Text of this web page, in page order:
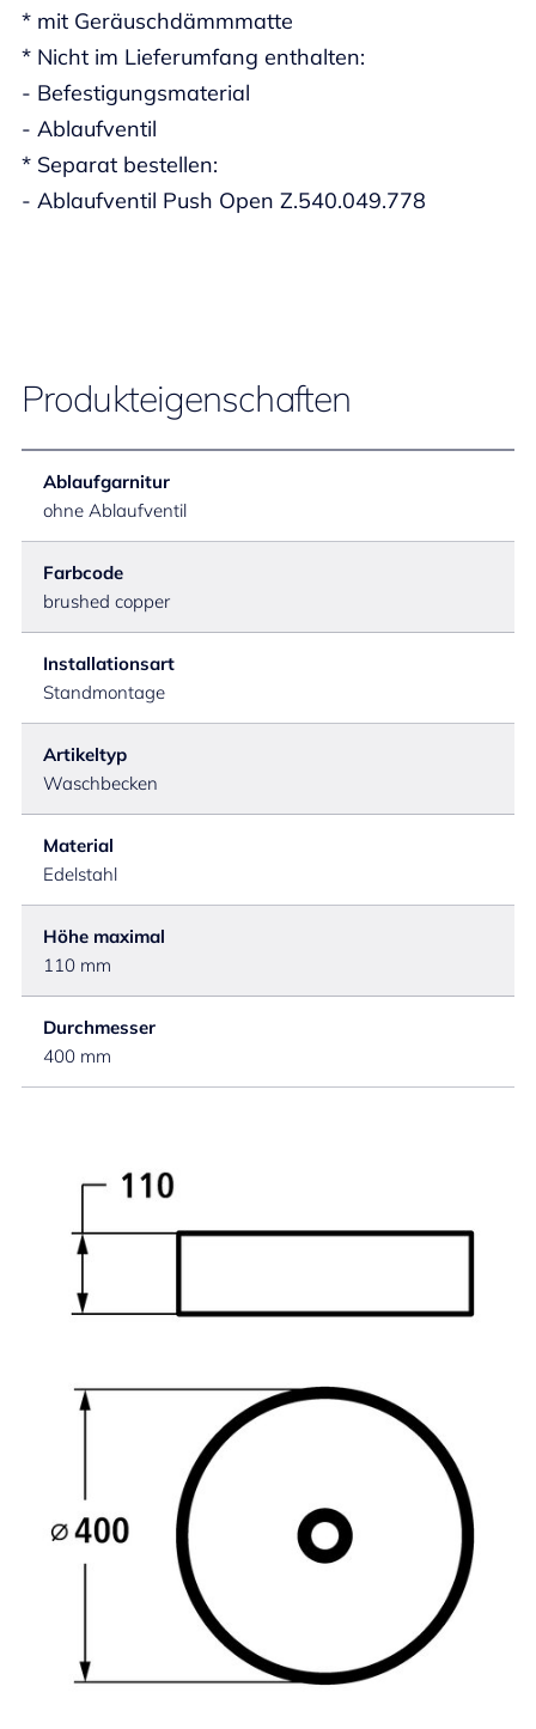
* mit Geräuschdämmmatte
* Nicht im Lieferumfang enthalten:
- Befestigungsmaterial
- Ablaufventil
* Separat bestellen:
- Ablaufventil Push Open Z.540.049.778
Produkteigenschaften
Ablaufgarnitur
ohne Ablaufventil
Farbcode
brushed copper
Installationsart
Standmontage
Artikeltyp
Waschbecken
Material
Edelstahl
Höhe maximal
110 mm
Durchmesser
400 mm